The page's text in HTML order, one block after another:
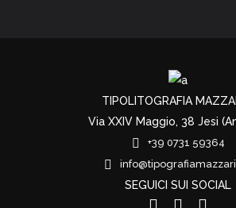
TIPOLITOGRAFIA
Via XXIV Maggio, 38 Jesi
+39 0731 59364
SEGUICI SUI SOCIAL